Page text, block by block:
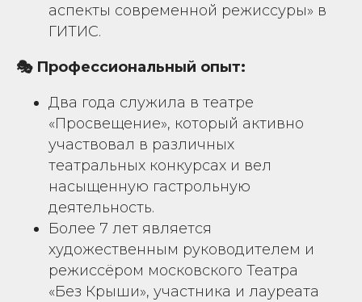
аспекты современной режиссуры» в
ГИТИС.
🎭 Профессиональный опыт:
Два года служила в театре
«Просвещение», который активно
участвовал в различных
театральных конкурсах и вел
насыщенную гастрольную
деятельность.
Более 7 лет является
художественным руководителем и
режиссёром московского Театра
«Без Крыши», участника и лауреата